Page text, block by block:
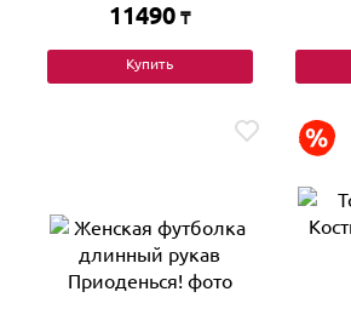
11490 ₸
Купить